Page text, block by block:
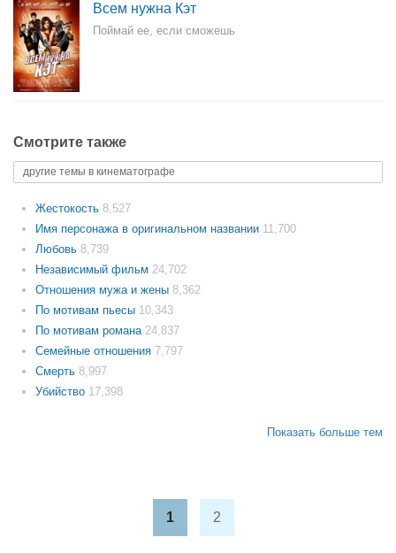
Всем нужна Кэт
Поймай ее, если сможешь
Смотрите также
другие темы в кинематографе
Жестокость 8,527
Имя персонажа в оригинальном названии 11,700
Любовь 8,739
Независимый фильм 24,702
Отношения мужа и жены 8,362
По мотивам пьесы 10,343
По мотивам романа 24,837
Семейные отношения 7,797
Смерть 8,997
Убийство 17,398
Показать больше тем
1 2